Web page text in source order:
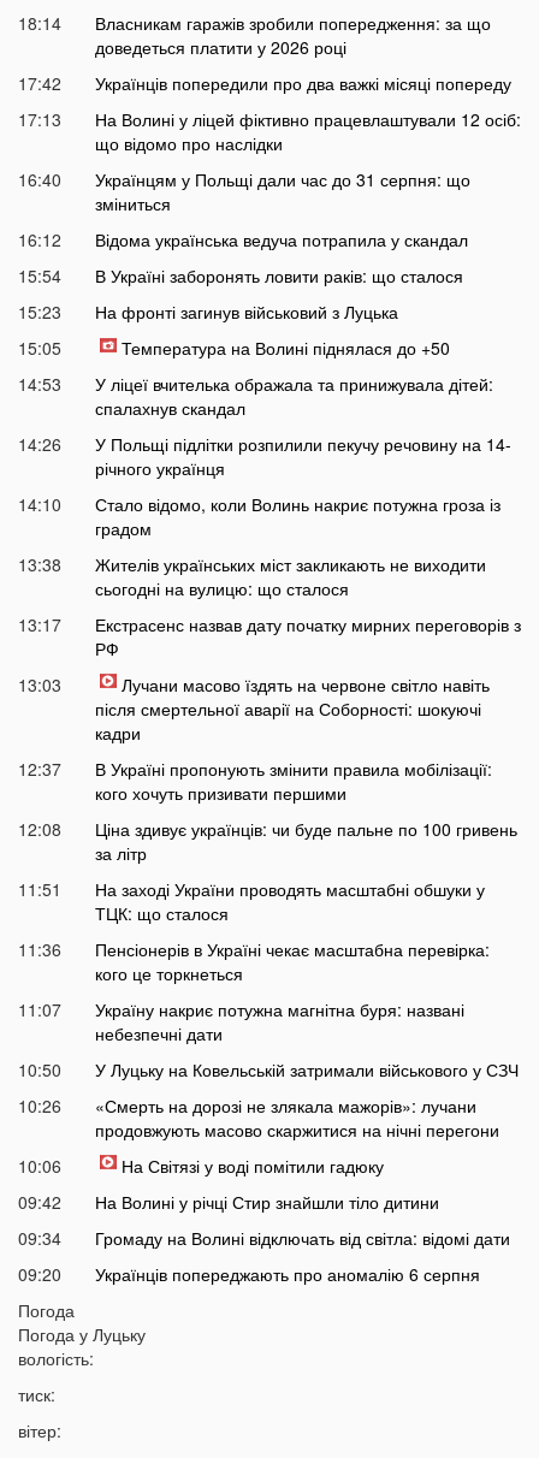
18:14
Власникам гаражів зробили попередження: за що
доведеться платити у 2026 році
17:42
Українців попередили про два важкі місяці попереду
17:13
На Волині у ліцей фіктивно працевлаштували 12 осіб:
що відомо про наслідки
16:40
Українцям у Польщі дали час до 31 серпня: що
зміниться
16:12
Відома українська ведуча потрапила у скандал
15:54
В Україні заборонять ловити раків: що сталося
15:23
На фронті загинув військовий з Луцька
15:05
Температура на Волині піднялася до +50
14:53
У ліцеї вчителька ображала та принижувала дітей:
спалахнув скандал
14:26
У Польщі підлітки розпилили пекучу речовину на 14-
річного українця
14:10
Стало відомо, коли Волинь накриє потужна гроза із
градом
13:38
Жителів українських міст закликають не виходити
сьогодні на вулицю: що сталося
13:17
Екстрасенс назвав дату початку мирних переговорів з
РФ
13:03
Лучани масово їздять на червоне світло навіть
після смертельної аварії на Соборності: шокуючі
кадри
12:37
В Україні пропонують змінити правила мобілізації:
кого хочуть призивати першими
12:08
Ціна здивує українців: чи буде пальне по 100 гривень
за літр
11:51
На заході України проводять масштабні обшуки у
ТЦК: що сталося
11:36
Пенсіонерів в Україні чекає масштабна перевірка:
кого це торкнеться
11:07
Україну накриє потужна магнітна буря: названі
небезпечні дати
10:50
У Луцьку на Ковельській затримали військового у СЗЧ
10:26
«Смерть на дорозі не злякала мажорів»: лучани
продовжують масово скаржитися на нічні перегони
10:06
На Світязі у воді помітили гадюку
09:42
На Волині у річці Стир знайшли тіло дитини
09:34
Громаду на Волині відключать від світла: відомі дати
09:20
Українців попереджають про аномалію 6 серпня
09:05
вважався зниклим безвісти
21:32
Погода
Погода у Луцьку
вологість:
тиск:
вітер: